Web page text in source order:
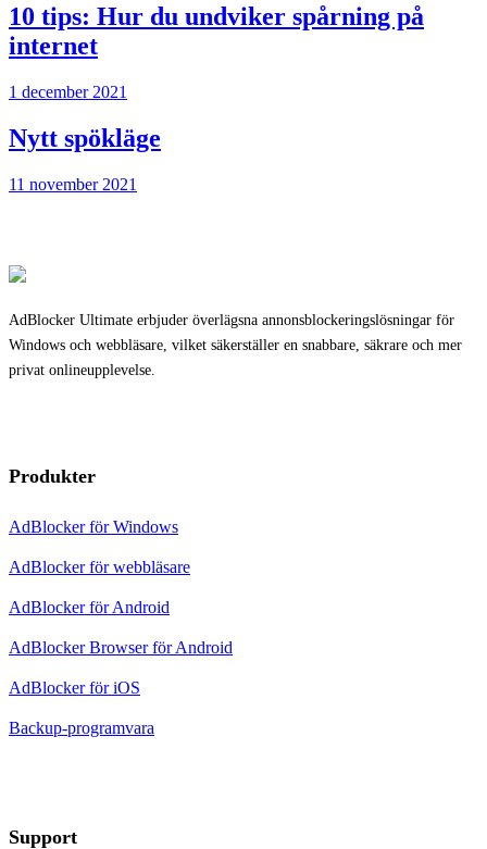
10 tips: Hur du undviker spårning på
internet
1 december 2021
Nytt spökläge
11 november 2021
AdBlocker Ultimate erbjuder överlägsna annonsblockeringslösningar för
Windows och webbläsare, vilket säkerställer en snabbare, säkrare och mer
privat onlineupplevelse.
Produkter
AdBlocker för Windows
AdBlocker för webbläsare
AdBlocker för Android
AdBlocker Browser för Android
AdBlocker för iOS
Backup-programvara
Support